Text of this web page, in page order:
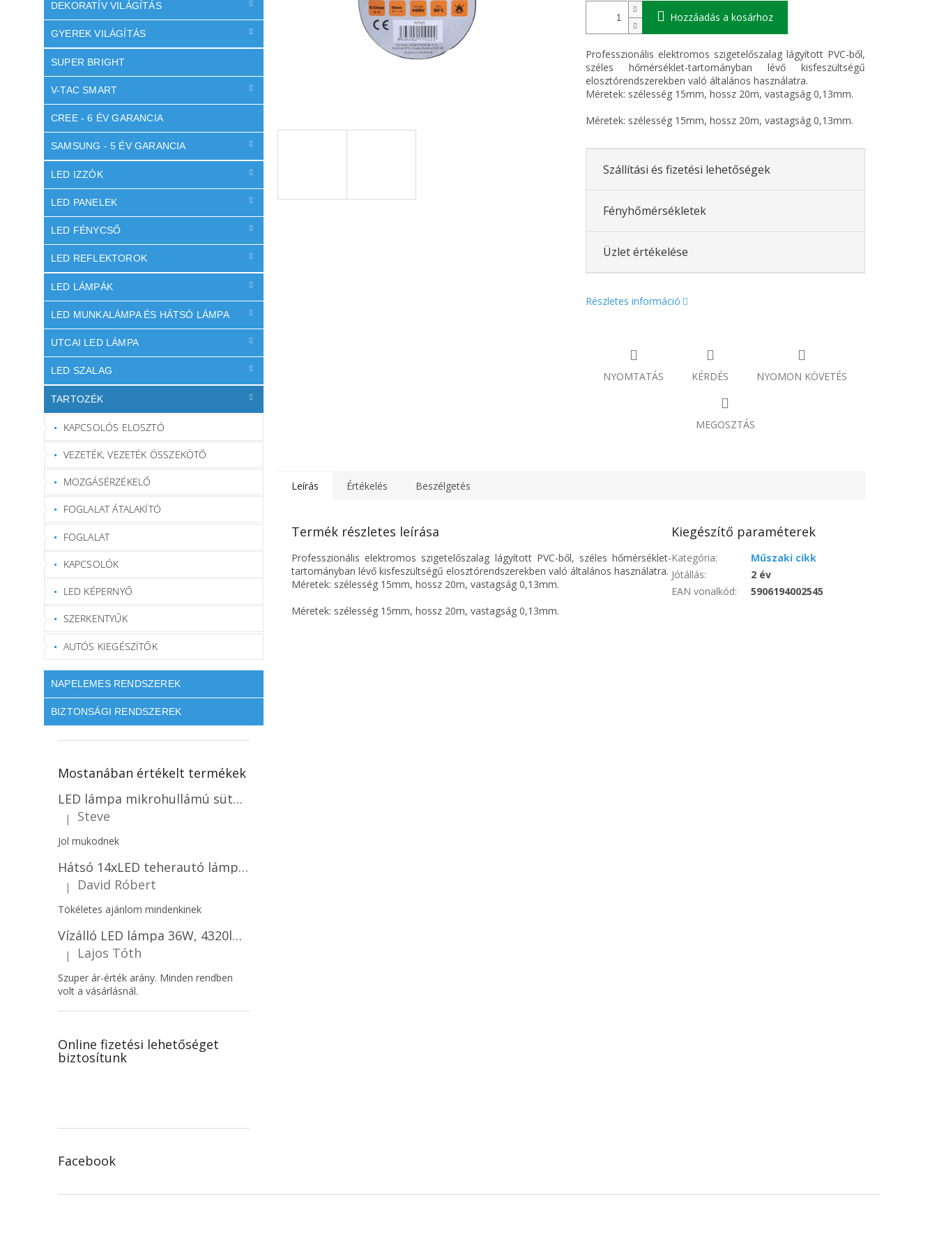
DEKORATÍV VILÁGÍTÁS
GYEREK VILÁGÍTÁS
SUPER BRIGHT
V-TAC SMART
CREE - 6 ÉV GARANCIA
SAMSUNG - 5 ÉV GARANCIA
LED IZZÓK
LED PANELEK
LED FÉNYCSŐ
LED REFLEKTOROK
LED LÁMPÁK
LED MUNKALÁMPA ÉS HÁTSÓ LÁMPA
UTCAI LED LÁMPA
LED SZALAG
TARTOZÉK
KAPCSOLÓS ELOSZTÓ
VEZETÉK, VEZETÉK ÖSSZEKÖTŐ
MOZGÁSÉRZÉKELŐ
FOGLALAT ÁTALAKÍTÓ
FOGLALAT
KAPCSOLÓK
LED KÉPERNYŐ
SZERKENTYŰK
AUTÓS KIEGÉSZÍTŐK
NAPELEMES RENDSZEREK
BIZTONSÁGI RENDSZEREK
Mostanában értékelt termékek
LED lámpa mikrohullámú sütővel és fényérzékelővel 18W, 1830lm, IP44, 4000K, kerek, fehér keret/2-PACK!
A termék értékelése 5-ből 5 csillag.
| Steve
Jol mukodnek
Hátsó 14xLED teherautó lámpa, 12V, bal vagy jobb oldali vagy jobb oldali/2-PACK! [L1070-BL]
A termék értékelése 5-ből 5 csillag.
| David Róbert
Tökéletes ajánlom mindenkinek
Vízálló LED lámpa 36W, 4320lm (120lm/W), IP65, 120cm, 5+7 gratis!
A termék értékelése 5-ből 5 csillag.
| Lajos Tóth
Szuper ár-érték arány. Minden rendben
volt a vásárlásnál.
Online fizetési lehetőséget
biztosítunk
Facebook
Hozzáadás a kosárhoz
Professzionális elektromos szigetelőszalag lágyított PVC-ből,
széles hőmérséklet-tartományban lévő kisfeszültségű
elosztórendszerekben való általános használatra.
Méretek: szélesség 15mm, hossz 20m, vastagság 0,13mm.
Méretek: szélesség 15mm, hossz 20m, vastagság 0,13mm.
Szállítási és fizetési lehetőségek
Fényhőmérsékletek
Üzlet értékelése
Részletes információ
NYOMTATÁS KÉRDÉS NYOMON KÖVETÉS
MEGOSZTÁS
Leírás Értékelés Beszélgetés
Termék részletes leírása
Professzionális elektromos szigetelőszalag lágyított PVC-ből, széles hőmérséklet-
tartományban lévő kisfeszültségű elosztórendszerekben való általános használatra.
Méretek: szélesség 15mm, hossz 20m, vastagság 0,13mm.
Méretek: szélesség 15mm, hossz 20m, vastagság 0,13mm.
Kiegészítő paraméterek
Kategória:
Műszaki cikk
Jótállás:
2 év
EAN vonalkód: 5906194002545